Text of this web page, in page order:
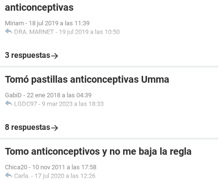
anticonceptivas
Miriam - 18 jul 2019 a las 11:39
DRA. MARNET - 19 jul 2019 a las 10:50
3 respuestas
Tomó pastillas anticonceptivas Umma
GabiD - 22 ene 2018 a las 04:39
LGDC97 - 9 mar 2023 a las 18:33
8 respuestas
Tomo anticonceptivos y no me baja la regla
Chica20 - 10 nov 2011 a las 17:58
Carla. - 17 jul 2020 a las 12:26